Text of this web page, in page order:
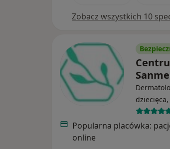
Zobacz wszystkich 10
Popularna placówka:
online